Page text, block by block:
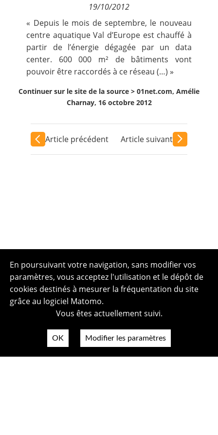
Nous suivre
19/10/2012
« Depuis le mois de septembre, le nouveau
centre aquatique Val d’Europe est chauffé à
partir de l’énergie dégagée par un data
center. 600 000 m² de bâtiments vont
pouvoir être raccordés à ce réseau (…) »
Continuer sur le site de la source > 01net.com, Amélie
Charnay, 16 octobre 2012
Article précédent Article suivant
En poursuivant votre navigation, sans modifier vos
paramètres, vous acceptez l'utilisation et le dépôt de
cookies destinés à mesurer la fréquentation du site
grâce au logiciel Matomo.
Vous êtes actuellement suivi.
OK Modifier les paramètres